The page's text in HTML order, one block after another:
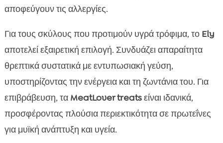
αποφεύγουν τις αλλεργίες.
Για τους σκύλους που προτιμούν υγρά τρόφιμα, το Ely
αποτελεί εξαιρετική επιλογή. Συνδυάζει απαραίτητα
θρεπτικά συστατικά με εντυπωσιακή γεύση,
υποστηρίζοντας την ενέργεια και τη ζωντάνια του. Για
επιβράβευση, τα MeatLover treatsείναι ιδανικά,
προσφέροντας πλούσια περιεκτικότητα σε πρωτεΐνες
για μυϊκή ανάπτυξη και υγεία.